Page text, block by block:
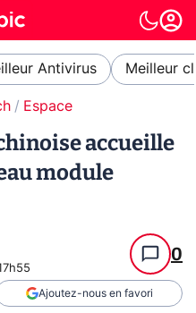
Antivirus Meilleur
Espace
accueille
module
0
Ajoutez-nous en favori